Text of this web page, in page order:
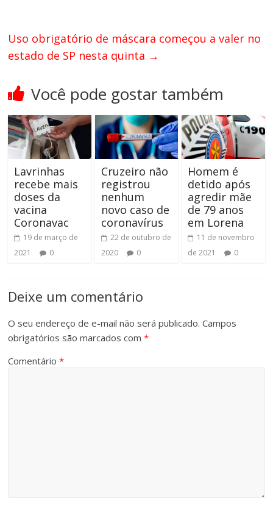
Uso obrigatório de máscara começou a valer no
estado de SP nesta quinta →
Você pode gostar também
Lavrinhas
recebe mais
doses da
vacina
Coronavac
19 de março de
2021
0
Cruzeiro não
registrou
nenhum
novo caso de
coronavírus
22 de outubro de
2020
0
Homem é
detido após
agredir mãe
de 79 anos
em Lorena
11 de novembro
de 2021
0
Deixe um comentário
O seu endereço de e-mail não será publicado. Campos
obrigatórios são marcados com*
Comentário*